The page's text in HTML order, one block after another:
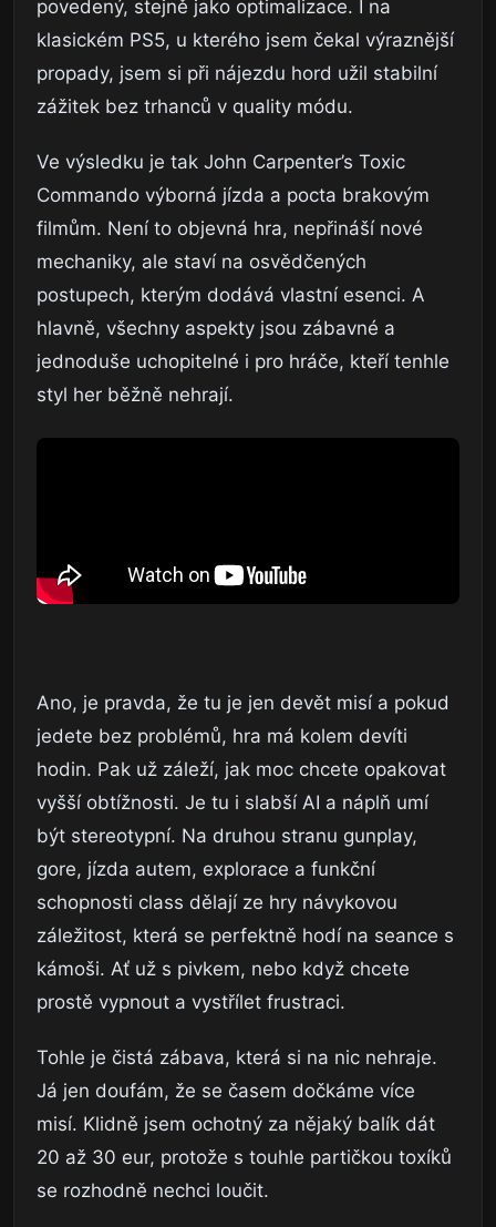
povedený, stejně jako optimalizace. I na
klasickém PS5, u kterého jsem čekal výraznější
propady, jsem si při nájezdu hord užil stabilní
zážitek bez trhanců v quality módu.
Ve výsledku je tak John Carpenter’s Toxic
Commando výborná jízda a pocta brakovým
filmům. Není to objevná hra, nepřináší nové
mechaniky, ale staví na osvědčených
postupech, kterým dodává vlastní esenci. A
hlavně, všechny aspekty jsou zábavné a
jednoduše uchopitelné i pro hráče, kteří tenhle
styl her běžně nehrají.
Ano, je pravda, že tu je jen devět misí a pokud
jedete bez problémů, hra má kolem devíti
hodin. Pak už záleží, jak moc chcete opakovat
vyšší obtížnosti. Je tu i slabší AI a náplň umí
být stereotypní. Na druhou stranu gunplay,
gore, jízda autem, explorace a funkční
schopnosti class dělají ze hry návykovou
záležitost, která se perfektně hodí na seance s
kámoši. Ať už s pivkem, nebo když chcete
prostě vypnout a vystřílet frustraci.
Tohle je čistá zábava, která si na nic nehraje.
Já jen doufám, že se časem dočkáme více
misí. Klidně jsem ochotný za nějaký balík dát
20 až 30 eur, protože s touhle partičkou toxíků
se rozhodně nechci loučit.